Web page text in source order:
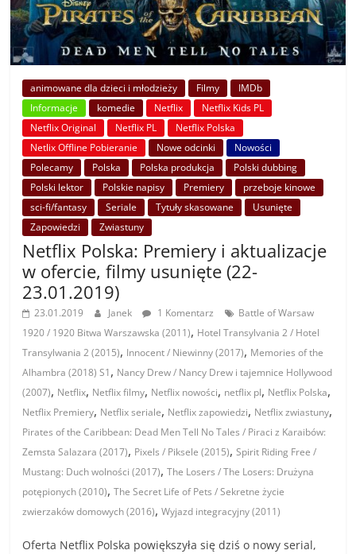
animowane dla dzieci i młodzieży Filmy
IMDb
Informacje
komedie Netflix
Netflix Kids PL
Netflix Original
Netflix PL
Netflix Polska
Netlix Offline Pobieranie
Nowe odcinki
Nowości
Polecamy
Polska Polska produkcja
Polski dubbing
Polski lektor
Polskie napisy Premiery
przeboje kinowe
sci-fi/fantasy
Seriale Tytuły skasowane
Usunięte
Zapowiedzi
Zwiastuny
Netflix Polska: Premiery i aktualizacje
w ofercie, filmy usunięte (22-
23.01.2019)
23.01.2019 Janek 1 Komentarz
Battle of Warsaw
1920 / 1920 Bitwa Warszawska (2011), Hotel Transylvania 2 / Hotel
Transylwania 2 (2015), Innocent / Niewinny (2017), Memories of the
Alhambra (2018) S1, Nancy Drew / Nancy Drew i tajemnice Hollywood
(2007), Netflix, Netflix filmy, Netflix nowości, netflix pl, Netflix Polska,
Netflix Premiery, Netflix seriale, Netflix zapowiedzi, Netflix zwiastuny,
Pirates of the Caribbean: Dead Men Tell No Tales / Piraci z Karaibów:
Zemsta Salazara (2017), Pixels / Piksele (2015),Spirit Riding Free /
Mustang: Duch wolności (2017),The Losers / The Losers: Drużyna
potępionych (2010),The Secret Life of Pets / Sekretne życie
zwierzaków domowych (2016),Wyjazd integracyjny (2011)
Oferta Netflix Polska powiększyła się dziś o nowy serial,